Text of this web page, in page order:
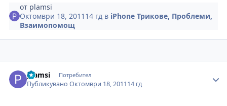
от plamsi
Октомври 18, 2011 14 гд в iPhone Трикове, Проблеми,
Взаимопомощ
plamsi Потребител
ПубликуваноОктомври 18, 201114 гд